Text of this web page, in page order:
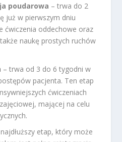
poudarowa – trwa do 2
już w pierwszym dniu
ćwiczenia oddechowe oraz
naukę prostych ruchów
– trwa od 3 do 6 tygodni w
pacjenta. Ten etap
ćwiczeniach
mającej na celu
etap, który może